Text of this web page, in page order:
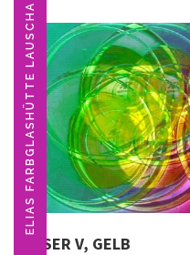
ELIAS FARBGLASHÜTTE LAUSCHA
GLÄSER V, GELB